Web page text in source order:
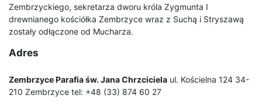
Zembrzyckiego, sekretarza dworu króla Zygmunta I
drewnianego kościółka Zembrzyce wraz z Suchą i Stryszawą
zostały odłączone od Mucharza.
Adres
Zembrzyce Parafia św. Jana Chrzciciela ul. Kościelna 124 34-
210 Zembrzyce tel: +48 (33) 874 60 27